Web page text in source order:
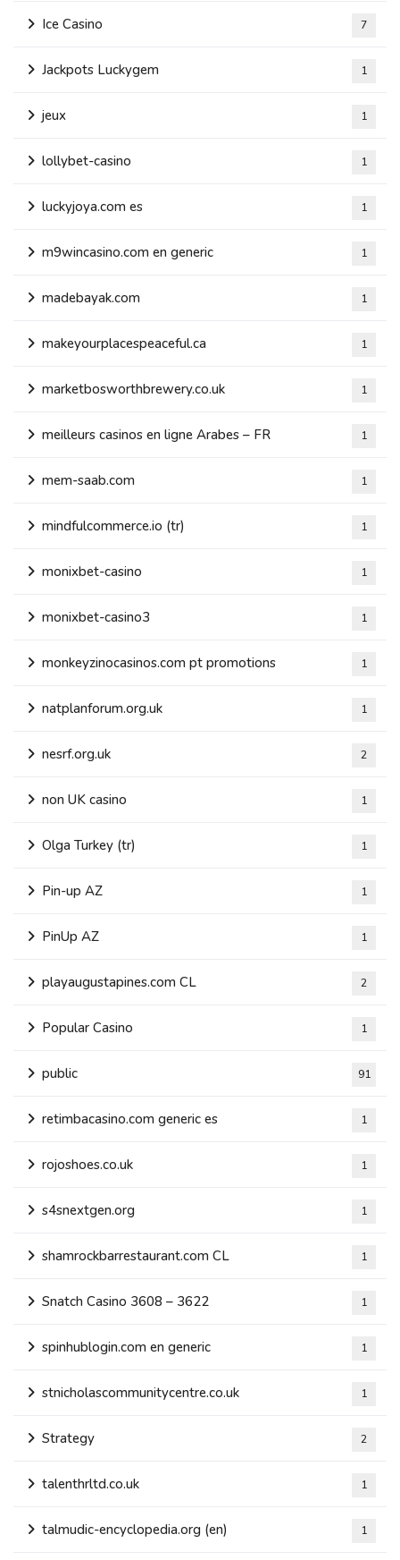
Ice Casino 7
Jackpots Luckygem 1
jeux 1
lollybet-casino 1
luckyjoya.com es 1
m9wincasino.com en generic 1
madebayak.com 1
makeyourplacespeaceful.ca 1
marketbosworthbrewery.co.uk 1
meilleurs casinos en ligne Arabes – FR 1
mem-saab.com 1
mindfulcommerce.io (tr) 1
monixbet-casino 1
monixbet-casino3 1
monkeyzinocasinos.com pt promotions 1
natplanforum.org.uk 1
nesrf.org.uk 2
non UK casino 1
Olga Turkey (tr) 1
Pin-up AZ 1
PinUp AZ 1
playaugustapines.com CL 2
Popular Casino 1
public 91
retimbacasino.com generic es 1
rojoshoes.co.uk 1
s4snextgen.org 1
shamrockbarrestaurant.com CL 1
Snatch Casino 3608 – 3622 1
spinhublogin.com en generic 1
stnicholascommunitycentre.co.uk 1
Strategy 2
talenthrltd.co.uk 1
talmudic-encyclopedia.org (en) 1